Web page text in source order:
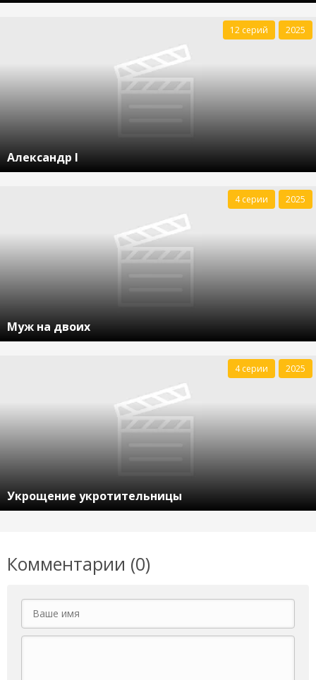
Александр I
12 серий 2025
Муж на двоих
4 серии 2025
Укрощение укротительницы
4 серии 2025
Комментарии (0)